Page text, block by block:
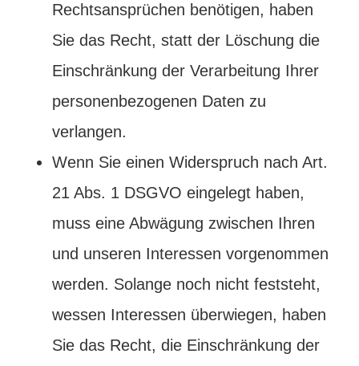
Rechtsansprüchen benötigen, haben
Sie das Recht, statt der Löschung die
Einschränkung der Verarbeitung Ihrer
personenbezogenen Daten zu
verlangen.
Wenn Sie einen Widerspruch nach Art.
21 Abs. 1 DSGVO eingelegt haben,
muss eine Abwägung zwischen Ihren
und unseren Interessen vorgenommen
werden. Solange noch nicht feststeht,
wessen Interessen überwiegen, haben
Sie das Recht, die Einschränkung der